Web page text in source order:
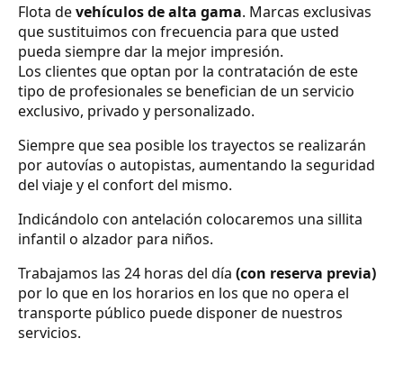
Flota devehículos de alta gama. Marcas exclusivas
que sustituimos con frecuencia para que usted
pueda siempre dar la mejor impresión.
Los clientes que optan por la contratación de este
tipo de profesionales se benefician de un servicio
exclusivo, privado y personalizado.
Siempre que sea posible los trayectos se realizarán
por autovías o autopistas, aumentando la seguridad
del viaje y el confort del mismo.
Indicándolo con antelación colocaremos una sillita
infantil o alzador para niños.
Trabajamos las 24 horas del día (con reserva previa)
por lo que en los horarios en los que no opera el
transporte público puede disponer de nuestros
servicios.